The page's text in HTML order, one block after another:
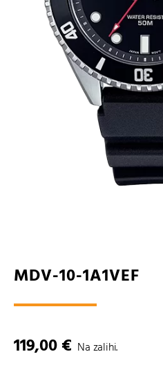
MDV-10-1A1VEF
119,00€ Na zalihi.